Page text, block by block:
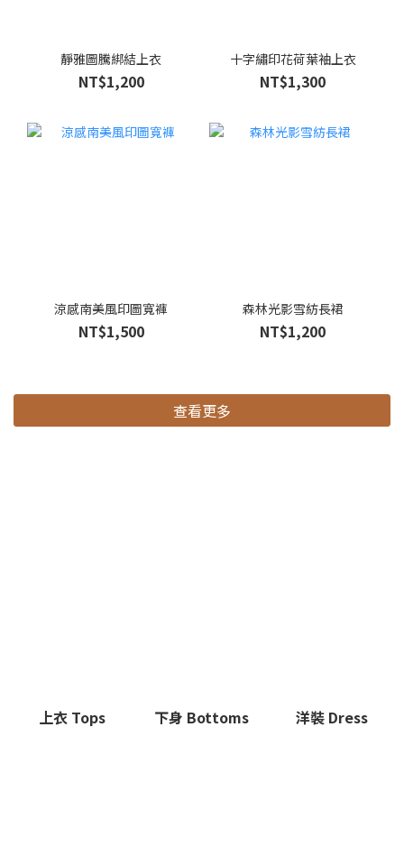
靜雅圖騰綁結上衣
NT$1,200
十字繡印花荷葉袖上衣
NT$1,300
涼感南美風印圖寬褲
NT$1,500
森林光影雪紡長裙
NT$1,200
查看更多
上衣 Tops 下身 Bottoms 洋裝 Dress